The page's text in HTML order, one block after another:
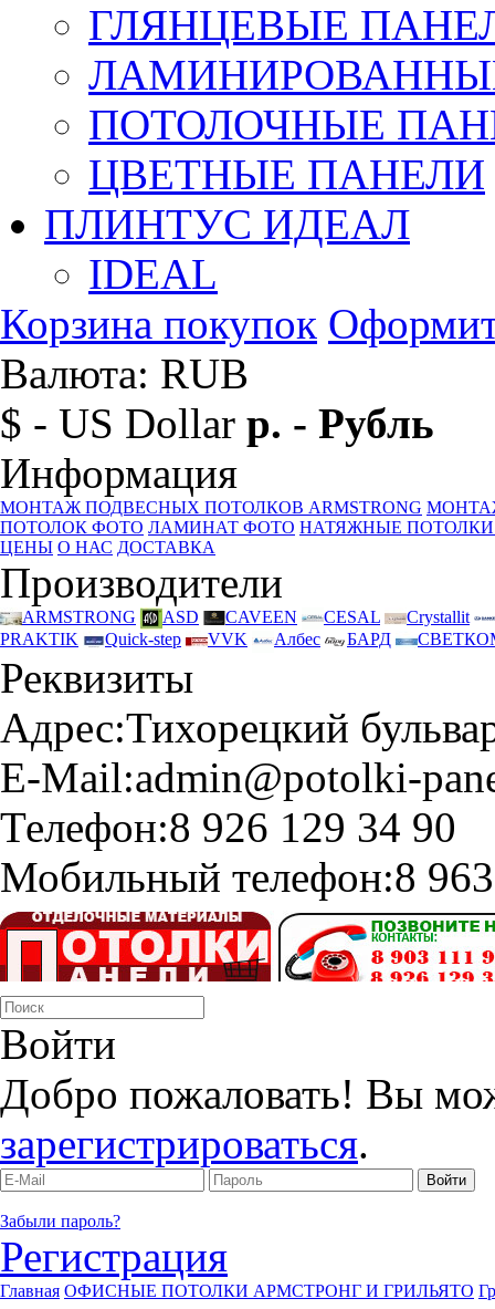
ГЛЯНЦЕВЫЕ
ПОТОЛОЧНЫЕ
ЦВЕТНЫЕ ПАНЕЛИ
ПЛИНТУС ИДЕАЛ
IDEAL
Корзина покупок
Валюта: RUB
$ - US Dollar р. - Рубль
Информация
МОНТАЖ ПОДВЕСНЫХ ПОТОЛКОВ ARMSTRONG
ПОТОЛОК ФОТО ЛАМИНАТ ФОТО НАТЯЖНЫЕ ПОТОЛКИ
ЦЕНЫ О НАС ДОСТАВКА
Производители
ARMSTRONG ASD CAVEEN CESAL
Crystallit
PRAKTIK
Quick-step VVK Албес БАРД
Реквизиты
Адрес:Тихорецкий
E-Mail:admin@potolki-
Телефон:8 926 129 34 90
Мобильный телефон:8
Войти
Добро пожаловать! Вы
зарегистрироваться.
Забыли пароль?
Регистрация
Главная ОФИСНЫЕ ПОТОЛКИ АРМСТРОНГ И ГРИЛЬЯТО